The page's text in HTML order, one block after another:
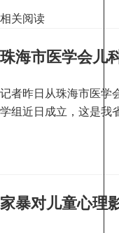
相关阅读
珠海市医学会儿
记者昨日从珠海市医学
学组近日成立，这是我
家暴对儿童心理